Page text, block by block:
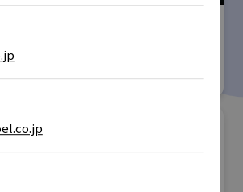
愛西市商工会/有限会社大伸